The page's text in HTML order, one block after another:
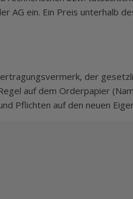
AG ein. Ein Preis unterhalb
der
auf dem Orderpapier
Pflichten auf den neuen